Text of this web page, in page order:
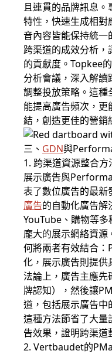
且連貫的品牌訊息
特性，快速生成相對
音內容皆能保持統
跨渠道的成效分析
的貢獻度。Topkee
分析會議，深入解
調整投放策略。這種
能提高廣告頻次，
結，創造更佳的營銷
三、 GDN與
1. 跨渠道資源整合方
展示廣告與
表了數位廣告的最
廣告的自動化廣告解
YouTube、購物等
龐大的展示網絡資
何將兩者有效結合
化，展示廣告則提供
法論上，廣告主應先
牌認知），然後讓
道，包括展示廣告
這種方法節省了大量
告效果，證明跨渠道
2. Vertbaudet的